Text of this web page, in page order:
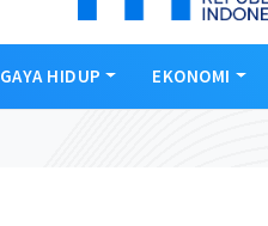
GAYA HIDUP EKONOMI